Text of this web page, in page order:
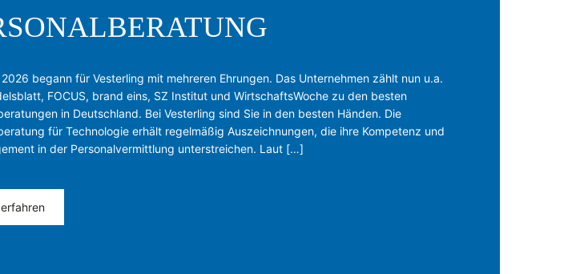
begann für Vesterling mit mehreren Ehrungen. Das Unternehmen zählt nun u.a.
FOCUS, brand eins, SZ Institut und WirtschaftsWoche zu den besten
in Deutschland. Bei Vesterling sind Sie in den besten Händen. Die
für Technologie erhält regelmäßig Auszeichnungen, die ihre Kompetenz und
in der Personalvermittlung unterstreichen. Laut […]